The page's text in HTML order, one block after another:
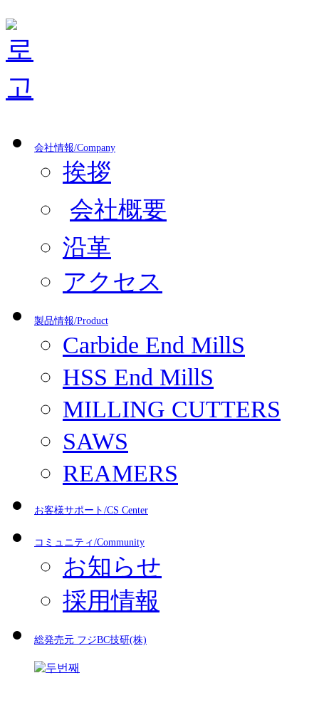
会社情報/Company
挨拶
会社概要
沿革
アクセス
製品情報/Product
Carbide End MillS
HSS End MillS
MILLING CUTTERS
SAWS
REAMERS
お客様サポート/CS Center
コミュニティ/Community
お知らせ
採用情報
総発売元 フジBC技研(株)